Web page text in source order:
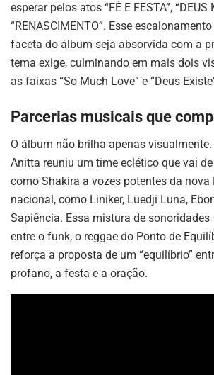
esperar pelos atos “FÉ E FESTA”, “DEUS
“RENASCIMENTO”. Esse
faceta do álbum seja absorvida com a
tema exige, culminando em mais dois
as faixas “So Much Love” e “Deus
Parcerias musicais que
O álbum não brilha apenas
Anitta reuniu um time eclético que vai
como Shakira a vozes potentes da nova
nacional, como Liniker, Luedji Luna,
Sapiência. Essa mistura de
entre o funk, o reggae do Ponto de
reforça a proposta de um “equilíbrio”
profano, a festa e a oração.